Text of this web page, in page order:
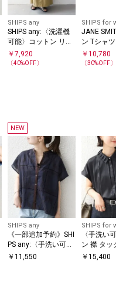
SHIPS any
SHIPS any:〈洗濯機
可能〉コットン リネ
ン テントライン キャ
ミ ワンピース
￥ 7,920
〔40%OFF〕
SHIPS for
JANE
ン Tシャツ
￥10,780
〔30%OFF〕
NEW
SHIPS any
《一部追加予約》SHI
PS any:〈手洗い可
能〉エンブロイダリ
￥ 11,550
SHIPS for
〈手洗い
ン 襟 タッ
ン ブラウ
￥15,400